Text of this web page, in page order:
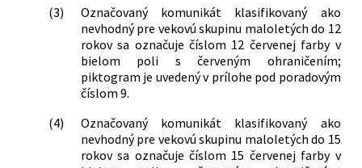
(3)
Označovaný komunikát klasifikovaný ako
nevhodný pre vekovú skupinu maloletých do 12
rokov sa označuje číslom 12 červenej farby v
bielom poli s červeným ohraničením;
piktogram je uvedený v prílohe pod poradovým
číslom 9.
(4)
Označovaný komunikát klasifikovaný ako
nevhodný pre vekovú skupinu maloletých do 15
rokov sa označuje číslom 15 červenej farby v